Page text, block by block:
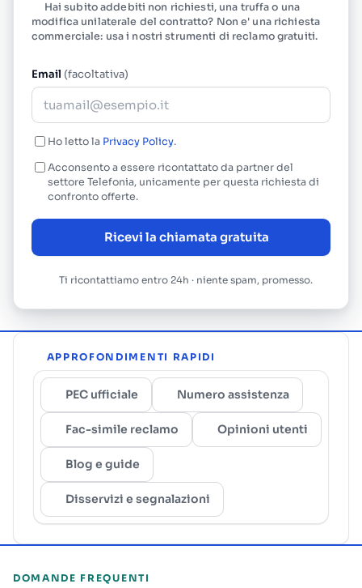
Hai subito addebiti non richiesti, una truffa o una
modifica unilaterale del contratto? Non e' una richiesta
commerciale: usa i nostristrumenti di reclamo gratuiti.
Email (facoltativa)
Ho letto la Privacy Policy.
Acconsento a essere ricontattato da partner del
settore Telefonia, unicamente per questa richiesta di
confronto offerte.
Ricevi la chiamata gratuita
Ti ricontattiamo entro 24h · niente spam, promesso.
APPROFONDIMENTI RAPIDI
PEC ufficiale Numero assistenza
Fac-simile reclamo Opinioni utenti
Blog e guide
Disservizi e segnalazioni
DOMANDE FREQUENTI